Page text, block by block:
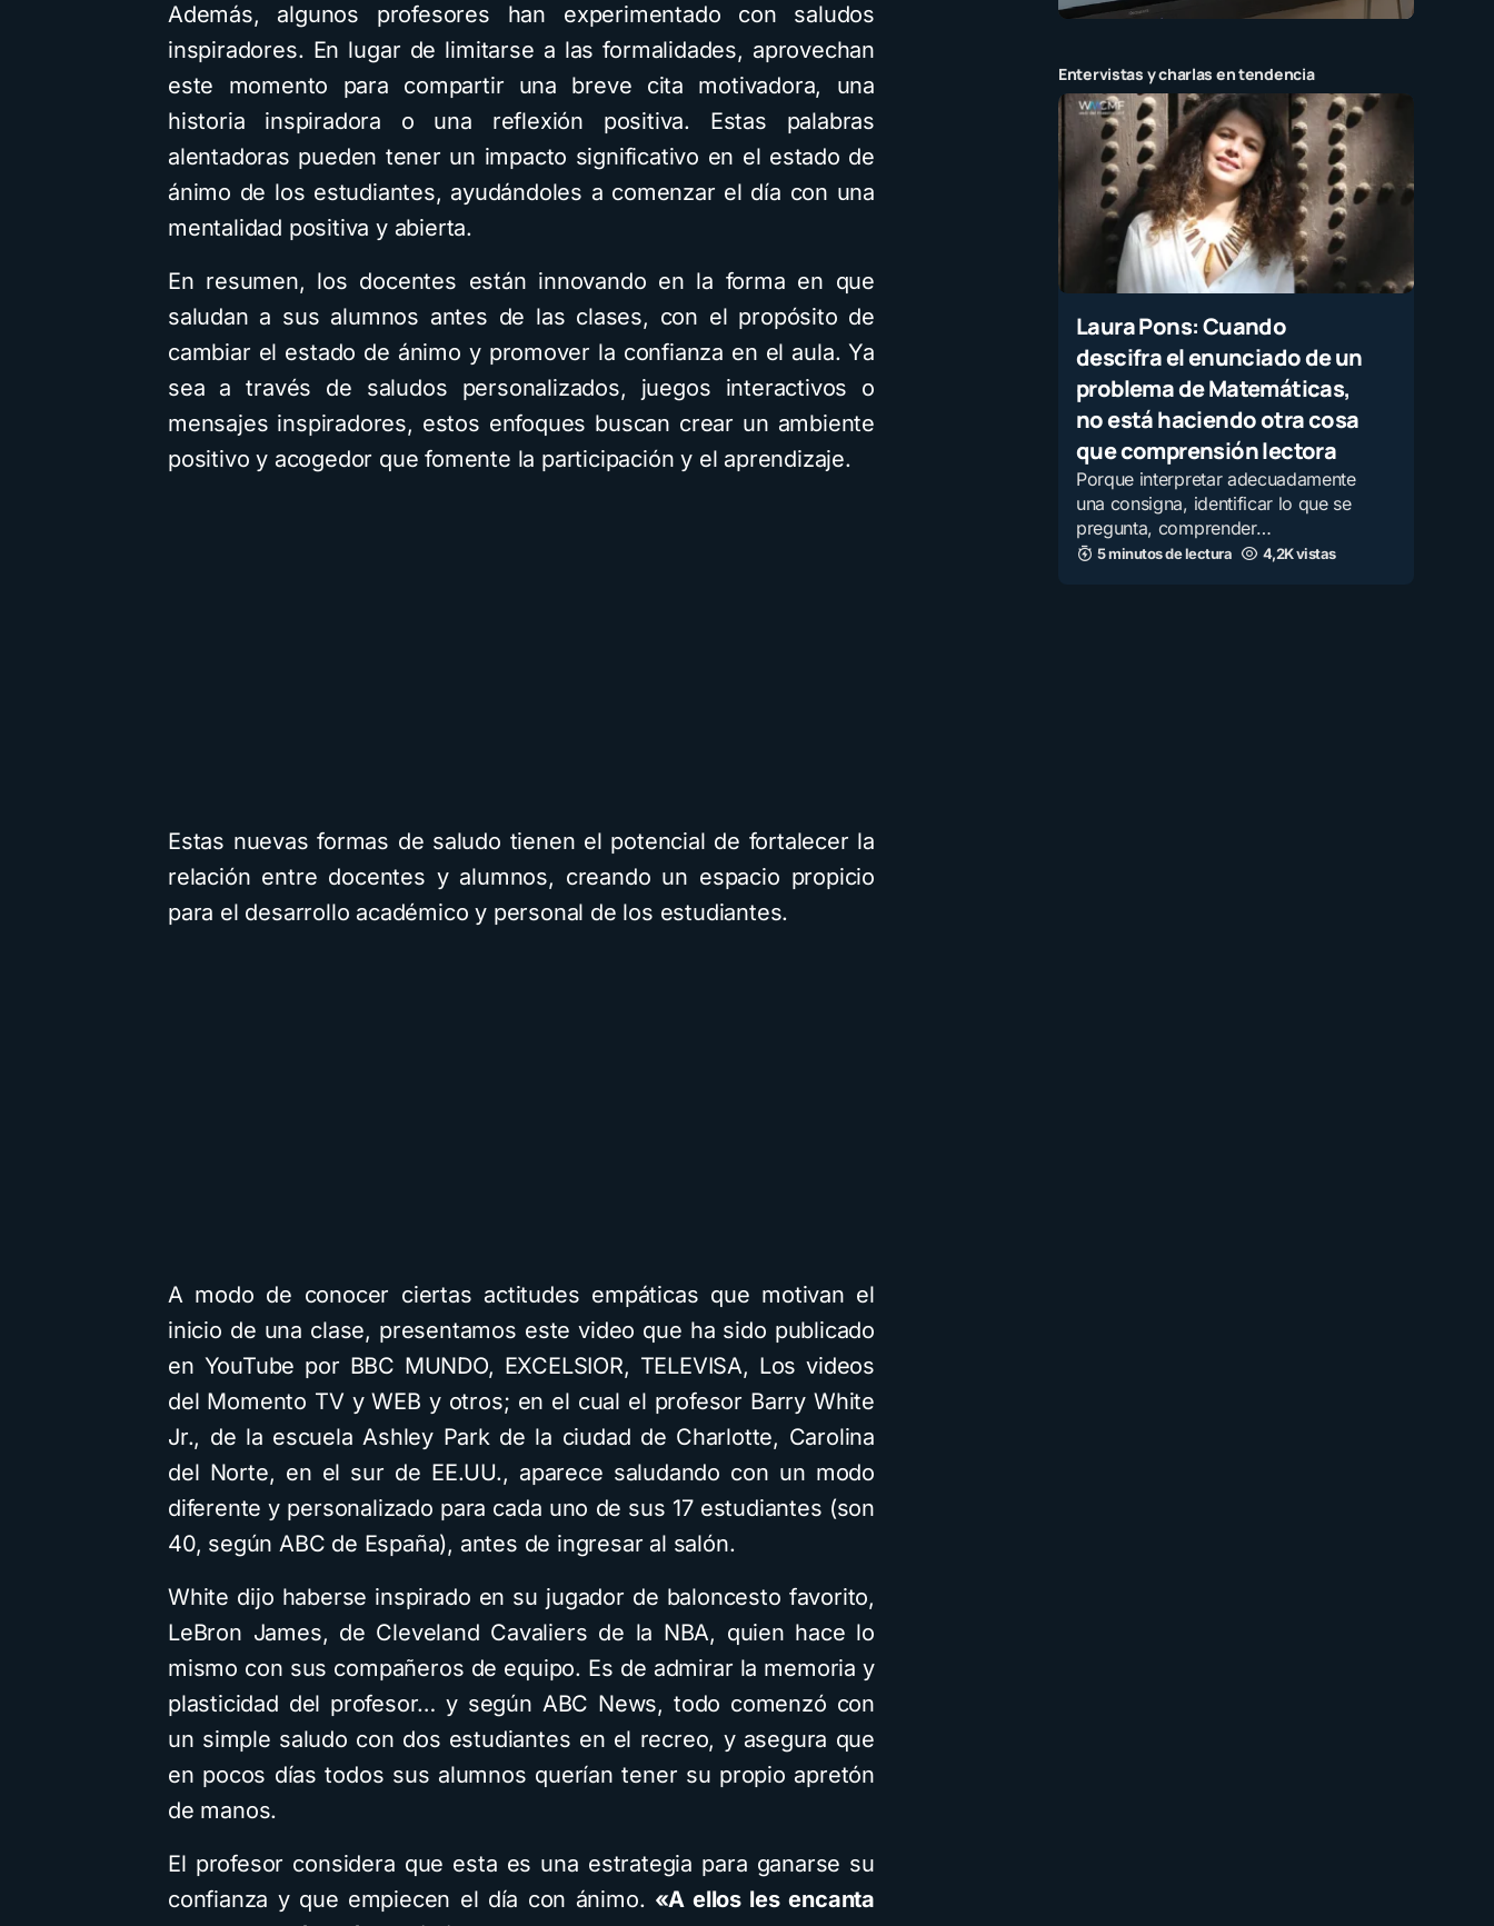
Además, algunos profesores han experimentado con saludos
inspiradores. En lugar de limitarse a las formalidades, aprovechan
este momento para compartir una breve cita motivadora, una
historia inspiradora o una reflexión positiva. Estas palabras
alentadoras pueden tener un impacto significativo en el estado de
ánimo de los estudiantes, ayudándoles a comenzar el día con una
mentalidad positiva y abierta.
En resumen, los docentes están innovando en la forma en que
saludan a sus alumnos antes de las clases, con el propósito de
cambiar el estado de ánimo y promover la confianza en el aula. Ya
sea a través de saludos personalizados, juegos interactivos o
mensajes inspiradores, estos enfoques buscan crear un ambiente
positivo y acogedor que fomente la participación y el aprendizaje.
Estas nuevas formas de saludo tienen el potencial de fortalecer la
relación entre docentes y alumnos, creando un espacio propicio
para el desarrollo académico y personal de los estudiantes.
A modo de conocer ciertas actitudes empáticas que motivan el
inicio de una clase, presentamos este video que ha sido publicado
en YouTube por BBC MUNDO, EXCELSIOR, TELEVISA, Los videos
del Momento TV y WEB y otros; en el cual el profesor Barry White
Jr., de la escuela Ashley Park de la ciudad de Charlotte, Carolina
del Norte, en el sur de EE.UU., aparece saludando con un modo
diferente y personalizado para cada uno de sus 17 estudiantes (son
40, según ABC de España), antes de ingresar al salón.
White dijo haberse inspirado en su jugador de baloncesto favorito,
LeBron James, de Cleveland Cavaliers de la NBA, quien hace lo
mismo con sus compañeros de equipo. Es de admirar la memoria y
plasticidad del profesor… y según ABC News, todo comenzó con
un simple saludo con dos estudiantes en el recreo, y asegura que
en pocos días todos sus alumnos querían tener su propio apretón
de manos.
El profesor considera que esta es una estrategia para ganarse su
confianza y que empiecen el día con ánimo. «A ellos les encanta
Entervistas y charlas en tendencia
Laura Pons: Cuando
descifra el enunciado de un
problema de Matemáticas,
no está haciendo otra cosa
que comprensión lectora
Porque interpretar adecuadamente
una consigna, identificar lo que se
pregunta, comprender…
5 minutos de lectura 4,2K vistas